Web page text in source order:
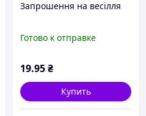
Запрошення на весілля
Готово к отправке
19.95₴
Купить